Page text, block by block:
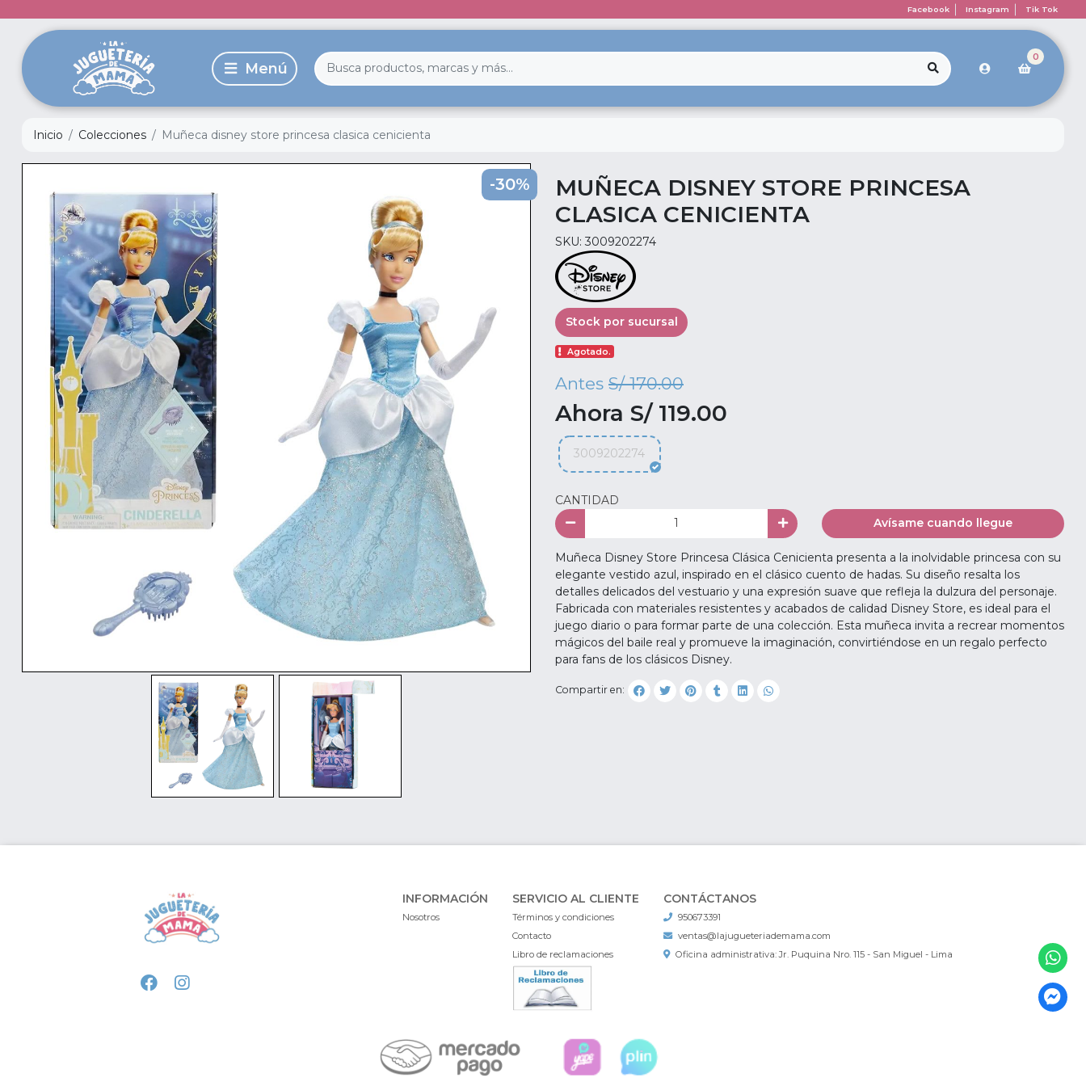
Facebook Instagram Tik Tok
0
Inicio Colecciones Muñeca disney store princesa clasica cenicienta
-30%
MUÑECA DISNEY STORE PRINCESA
CLASICA CENICIENTA
SKU: 3009202274
Stock por sucursal
Agotado.
Antes S/ 170.00
Ahora S/ 119.00
3009202274
CANTIDAD
Avísame cuando llegue
Muñeca Disney Store Princesa Clásica Cenicienta presenta a la inolvidable princesa con su
elegante vestido azul, inspirado en el clásico cuento de hadas. Su diseño resalta los
detalles delicados del vestuario y una expresión suave que refleja la dulzura del personaje.
Fabricada con materiales resistentes y acabados de calidad Disney Store, es ideal para el
juego diario o para formar parte de una colección. Esta muñeca invita a recrear momentos
mágicos del baile real y promueve la imaginación, convirtiéndose en un regalo perfecto
para fans de los clásicos Disney.
Compartir en:
INFORMACIÓN
Nosotros
SERVICIO AL CLIENTE
Términos y condiciones
Contacto
Libro de reclamaciones
CONTÁCTANOS
950673391
ventas@lajugueteriademama.com
Oficina administrativa: Jr. Puquina Nro. 115 - San Miguel - Lima